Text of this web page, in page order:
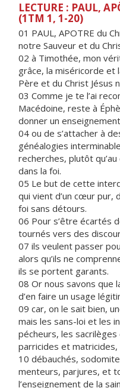
LECTURE : PAUL,
(1TM 1, 1-20)
01 PAUL, APOTRE du
notre Sauveur et du
02 à Timothée, mon
grâce, la miséricorde et
Père et du Christ Jésus
03 Comme je te l’ai
Macédoine, reste à
donner un
04 ou de s’attacher à
généalogies
recherches, plutôt qu’au
dans la foi.
05 Le but de cette
qui vient d’un cœur pur,
foi sans détours.
06 Pour s’être écartés
tournés vers des
07 ils veulent passer
alors qu’ils ne
ils se portent garants.
08 Or nous savons que
d’en faire un usage
09 car, on le sait bien,
mais les sans-loi et les
pécheurs, les
parricides et
10 débauchés,
menteurs, parjures, et
l’enseignement de la